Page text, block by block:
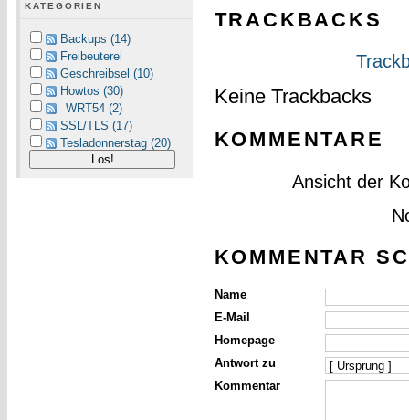
KATEGORIEN
Backups (14)
Freibeuterei
Geschreibsel (10)
Howtos (30)
WRT54 (2)
SSL/TLS (17)
Tesladonnerstag (20)
TRACKBACKS
Keine Trackbacks
KOMMENTARE
Ansicht der
KOMMENTAR
Name
E-Mail
Homepage
Antwort zu
Kommentar